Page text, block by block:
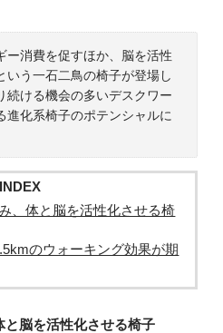
ー消費を促すほか、脳を活性
いう一石二鳥の椅子が登場し
続ける機会の多いデスクワー
進化系椅子のポテンシャルに
INDEX
、体と脳を活性化させる椅
のウォーキング効果が期
脳を活性化させる椅子